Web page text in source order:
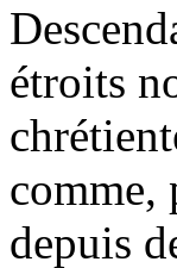
étroits
comme,
depuis